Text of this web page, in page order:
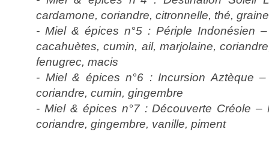
cardamone, coriandre, citronnelle, thé,
- Miel & épices n°5 : Périple Indonésien
cacahuètes, cumin, ail, marjolaine,
fenugrec, macis
- Miel & épices n°6 : Incursion Aztèque
coriandre, cumin, gingembre
- Miel & épices n°7 : Découverte Créole –
coriandre, gingembre, vanille, piment